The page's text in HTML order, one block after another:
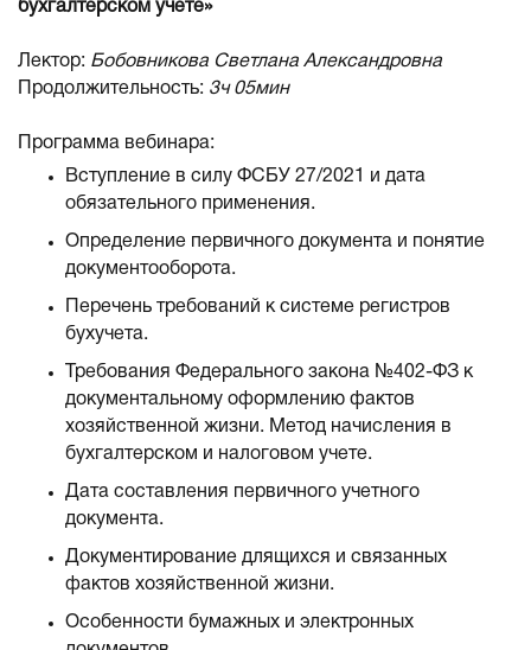
бухгалтерском учете»
Лектор: Бобовникова Светлана Александровна
Продолжительность: 3ч 05мин
Программа вебинара:
Вступление в силу ФСБУ 27/2021 и дата
обязательного применения.
Определение первичного документа и понятие
документооборота.
Перечень требований к системе регистров
бухучета.
Требования Федерального закона №402-ФЗ к
документальному оформлению фактов
хозяйственной жизни. Метод начисления в
бухгалтерском и налоговом учете.
Дата составления первичного учетного
документа.
Документирование длящихся и связанных
фактов хозяйственной жизни.
Особенности бумажных и электронных